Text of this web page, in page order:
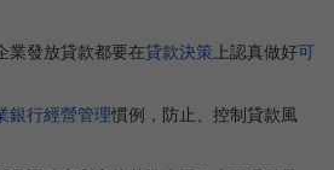
業發放貸款都要在貸款決策 上認真做好可
銀行經營管理慣例，防止、控制貸款風